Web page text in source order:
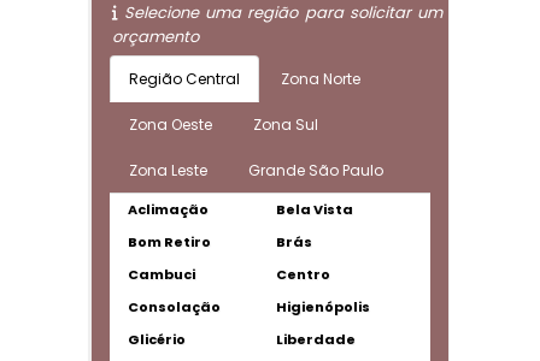
Selecione uma região para solicitar um
orçamento
Região Central Zona Norte
Zona Oeste Zona Sul
Zona Leste Grande São Paulo
Aclimação
Bela Vista
Bom Retiro
Brás
Cambuci
Centro
Consolação
Higienópolis
Glicério
Liberdade